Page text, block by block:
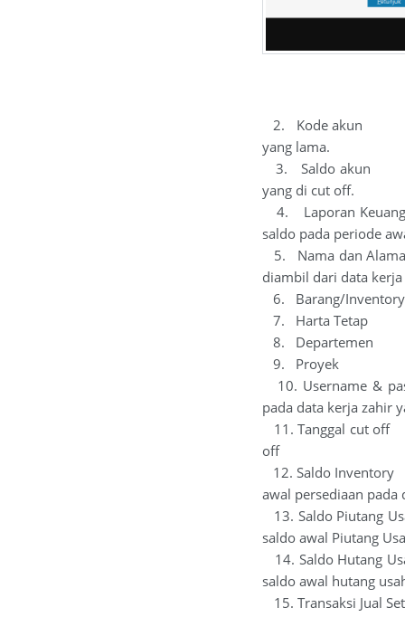
2. Kode akun :
yang lama.
3. Saldo akun :
yang di cut off.
4. Laporan
saldo pada periode
5. Nama dan
diambil dari data
6. Barang/
7. Harta Tetap :
8. Departemen :
9. Proyek : Data
10. Username &
pada data kerja zahir
11. Tanggal cut
off
12. Saldo
awal persediaan pada
13. Saldo Piutang
saldo awal Piutang
14. Saldo Hutang
saldo awal hutang
15. Transaksi Jual